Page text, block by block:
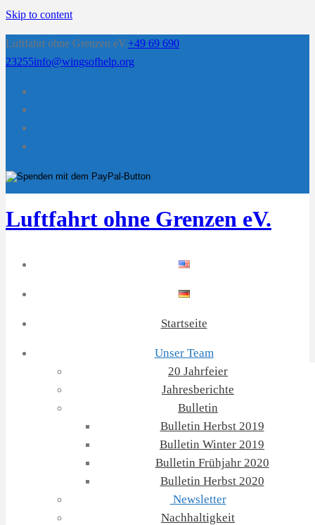
Skip to content
Luftfahrt ohne Grenzen eV.+49 69 690
23255info@wingsofhelp.org
Luftfahrt ohne Grenzen eV.
Startseite
Unser Team
20 Jahrfeier
Jahresberichte
Bulletin
Bulletin Herbst 2019
Bulletin Winter 2019
Bulletin Frühjahr 2020
Bulletin Herbst 2020
Newsletter
Nachhaltigkeit